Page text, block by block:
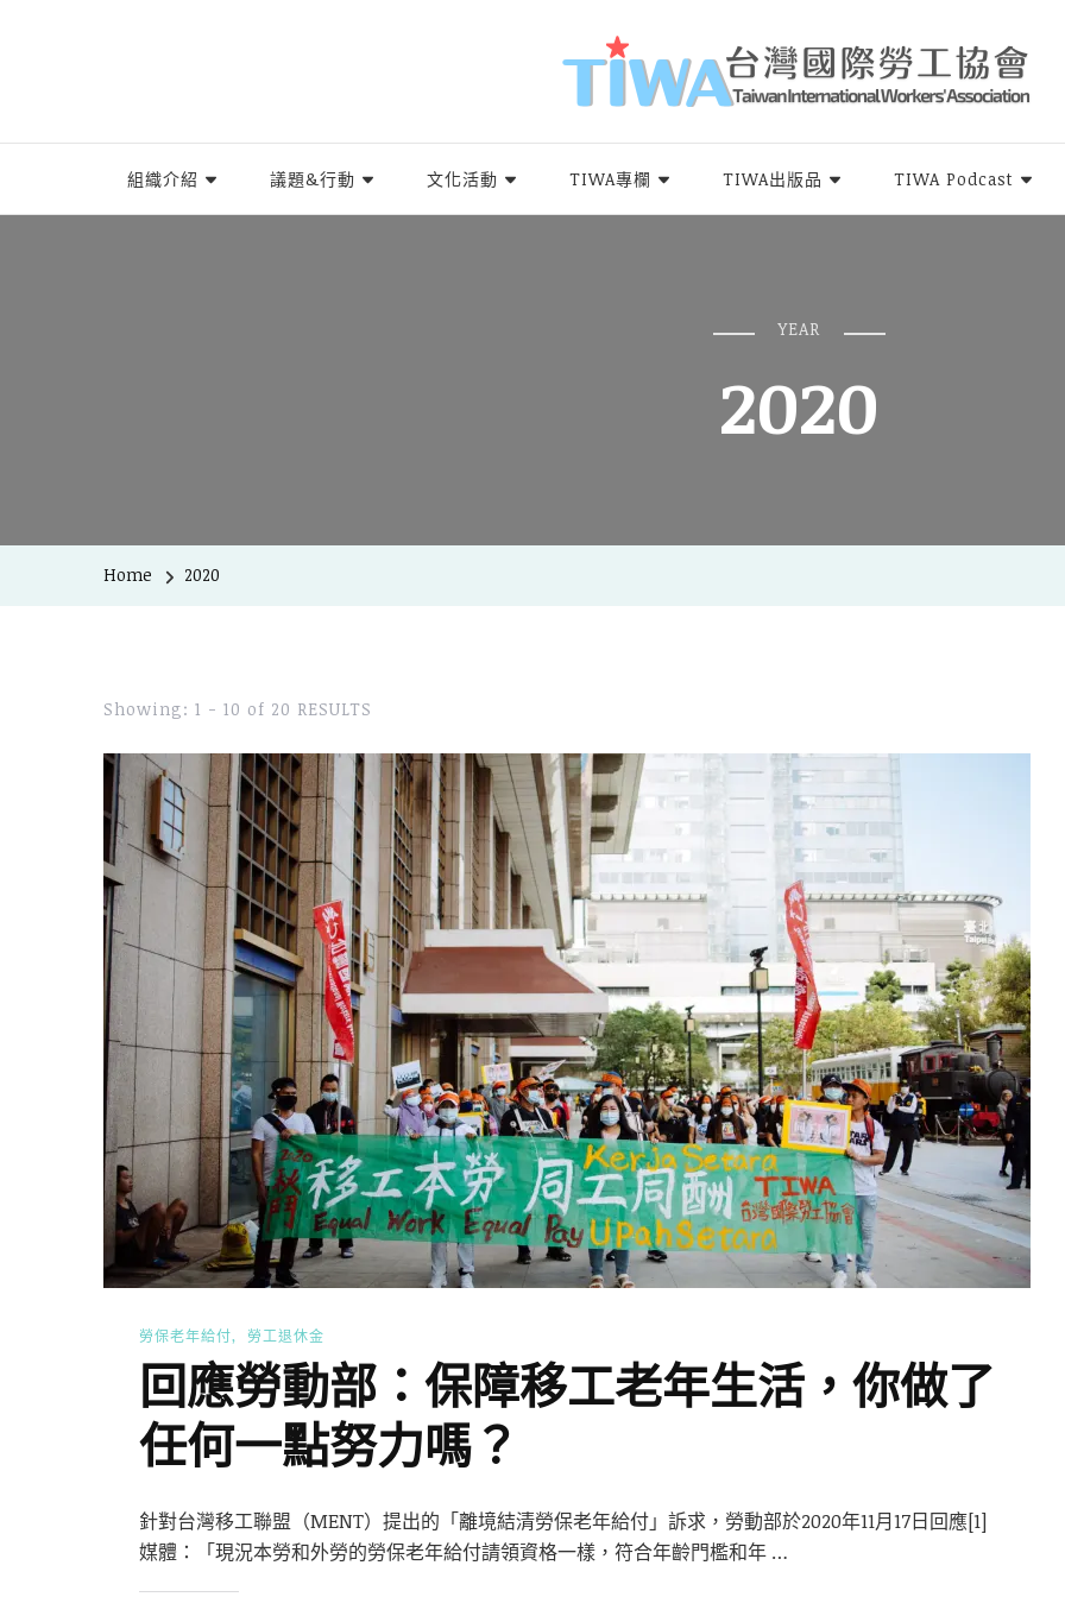
組織介紹 議題&行動 文化活動 TIWA專欄 TIWA出版品 TIWA Podcast
YEAR
2020
Home 2020
Showing: 1 - 10 of 20 RESULTS
勞保老年給付 勞工退休金
回應勞動部：保障移工老年生活，你做了
任何一點努力嗎？
針對台灣移工聯盟（MENT）提出的「離境結清勞保老年給付」訴求，勞動部於2020年11月17日回應[1]
媒體：「現況本勞和外勞的勞保老年給付請領資格一樣，符合年齡門檻和年 …